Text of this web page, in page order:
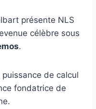
présente NLS
célèbre sous
.
de calcul
fondatrice de